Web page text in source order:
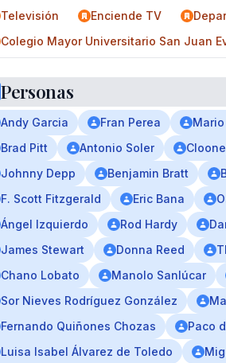
Televisión
Enciende TV
Colegio Mayor Universitario San Juan
Personas
Andy Garcia Fran Perea
Brad Pitt
Antonio Soler
Johnny Depp
Benjamin Bratt
F. Scott Fitzgerald
Eric Bana
Ángel Izquierdo
Rod Hardy
James Stewart
Donna Reed
Chano Lobato
Manolo Sanlúcar
Sor Nieves Rodríguez González
Fernando Quiñones Chozas
Paco
Luisa Isabel Álvarez de Toledo